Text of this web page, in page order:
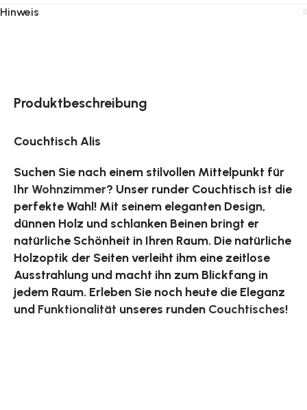
Hinweis
Produktbeschreibung
Couchtisch Alis
Suchen Sie nach einem stilvollen Mittelpunkt für
IhrWohnzimmer? Unser runder Couchtisch ist die
perfekte Wahl! Mit seinem eleganten Design,
dünnen Holz und schlanken Beinen bringt er
natürliche Schönheit in Ihren Raum. Die natürliche
Holzoptik der Seiten verleiht ihm eine zeitlose
Ausstrahlung und macht ihn zum Blickfang in
jedem Raum. Erleben Sie noch heute die Eleganz
und Funktionalität unseres runden Couchtisches!